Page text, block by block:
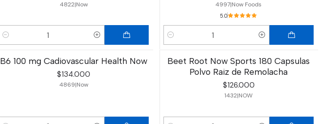
4822|Now
Cantidad
4997|Now Foods
5.0
Cantidad
B6 100 mg Cadiovascular Health Now
$134.000
4869|Now
Beet Root Now Sports 180 Capsulas
Polvo Raiz de Remolacha
$126.000
1432|NOW